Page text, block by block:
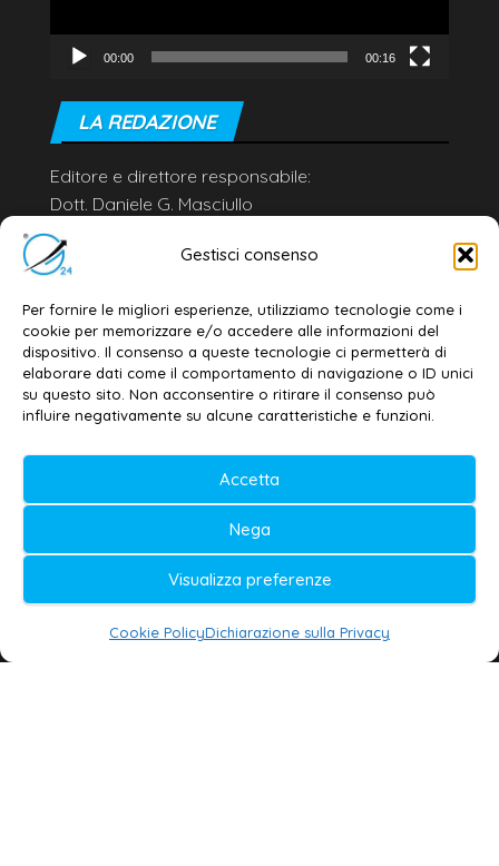
Gestisci consenso
Per fornire le migliori esperienze, utilizziamo tecnologie come i
cookie per memorizzare e/o accedere alle informazioni del
dispositivo. Il consenso a queste tecnologie ci permetterà di
elaborare dati come il comportamento di navigazione o ID unici
su questo sito. Non acconsentire o ritirare il consenso può
influire negativamente su alcune caratteristiche e funzioni.
Accetta
Nega
Visualizza preferenze
Cookie PolicyDichiarazione sulla Privacy
00:00 00:16
LA REDAZIONE
Editore e direttore responsabile:
Dott. Daniele G. Masciullo
Email:
redazione@galatina24.it
Contatti
Privacy policy–Cookie policy
© 2020-2026 | Galatina24 ®
Stampa Tribunale di Lecce
Editore e direttore responsabile:
Daniele G. Masciullo
Galatina24 è marchio registrato dal Ministero